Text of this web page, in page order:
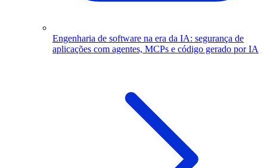
Engenharia de software na era da IA: segurança de
aplicações com agentes, MCPs e código gerado por IA